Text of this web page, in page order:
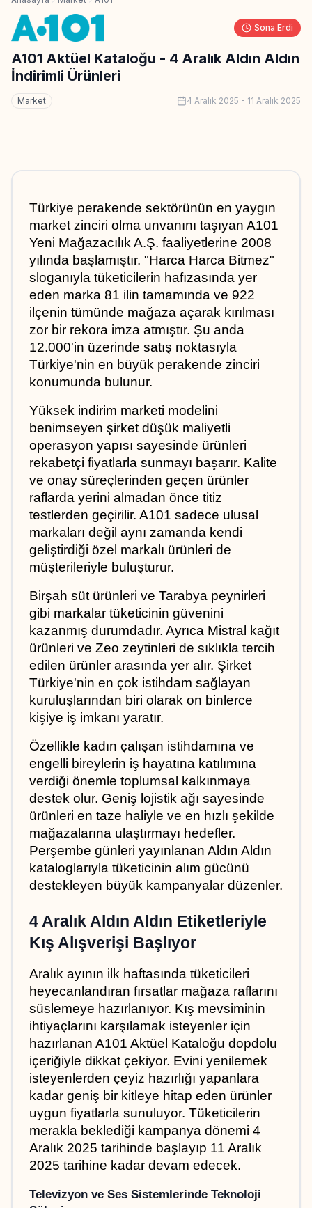
Sona Erdi
A101 Aktüel Kataloğu - 4 Aralık Aldın Aldın
İndirimli Ürünleri
Market 4 Aralık 2025 - 11 Aralık 2025
Türkiye perakende sektörünün en yaygın
market zinciri olma unvanını taşıyan A101
Yeni Mağazacılık A.Ş. faaliyetlerine 2008
yılında başlamıştır. "Harca Harca Bitmez"
sloganıyla tüketicilerin hafızasında yer
eden marka 81 ilin tamamında ve 922
ilçenin tümünde mağaza açarak kırılması
zor bir rekora imza atmıştır. Şu anda
12.000'in üzerinde satış noktasıyla
Türkiye'nin en büyük perakende zinciri
konumunda bulunur.
Yüksek indirim marketi modelini
benimseyen şirket düşük maliyetli
operasyon yapısı sayesinde ürünleri
rekabetçi fiyatlarla sunmayı başarır. Kalite
ve onay süreçlerinden geçen ürünler
raflarda yerini almadan önce titiz
testlerden geçirilir. A101 sadece ulusal
markaları değil aynı zamanda kendi
geliştirdiği özel markalı ürünleri de
müşterileriyle buluşturur.
Birşah süt ürünleri ve Tarabya peynirleri
gibi markalar tüketicinin güvenini
kazanmış durumdadır. Ayrıca Mistral kağıt
ürünleri ve Zeo zeytinleri de sıklıkla tercih
edilen ürünler arasında yer alır. Şirket
Türkiye'nin en çok istihdam sağlayan
kuruluşlarından biri olarak on binlerce
kişiye iş imkanı yaratır.
Özellikle kadın çalışan istihdamına ve
engelli bireylerin iş hayatına katılımına
verdiği önemle toplumsal kalkınmaya
destek olur. Geniş lojistik ağı sayesinde
ürünleri en taze haliyle ve en hızlı şekilde
mağazalarına ulaştırmayı hedefler.
Perşembe günleri yayınlanan Aldın Aldın
kataloglarıyla tüketicinin alım gücünü
destekleyen büyük kampanyalar düzenler.
4 Aralık Aldın Aldın Etiketleriyle
Kış Alışverişi Başlıyor
Aralık ayının ilk haftasında tüketicileri
heyecanlandıran fırsatlar mağaza raflarını
süslemeye hazırlanıyor. Kış mevsiminin
ihtiyaçlarını karşılamak isteyenler için
hazırlanan A101 Aktüel Kataloğu dopdolu
içeriğiyle dikkat çekiyor. Evini yenilemek
isteyenlerden çeyiz hazırlığı yapanlara
kadar geniş bir kitleye hitap eden ürünler
uygun fiyatlarla sunuluyor. Tüketicilerin
merakla beklediği kampanya dönemi 4
Aralık 2025 tarihinde başlayıp 11 Aralık
2025 tarihine kadar devam edecek.
Televizyon ve Ses Sistemlerinde Teknoloji